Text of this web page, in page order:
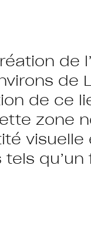
de
de
de ce
zone